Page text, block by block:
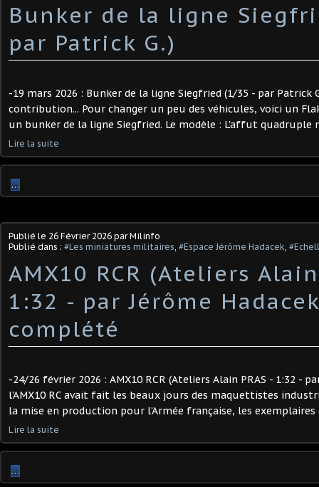
Bunker de la ligne
par Patrick G.)
-19 mars 2026 : Bunker de la ligne Siegfried (1/35 - par Patrick
contribution... Pour changer un peu des véhicules, voici un
un bunker de la ligne Siegfried. Le modèle : L'affut quadruple
Lire la suite
…
Publié le 26 Février 2026 par Milinfo
Publié dans : #Les miniatures militaires, #Espace Jérôme Hadacek,
AMX10 RCR (Ateliers Alain
1:32 - par Jérôme
complété
-24/26 février 2026 : AMX10 RCR (Ateliers Alain PRAS - 1:32 -
l’AMX10 RC avait fait les beaux jours des maquettistes
la mise en production pour l’Armée française, les exemplaires
Lire la suite
…